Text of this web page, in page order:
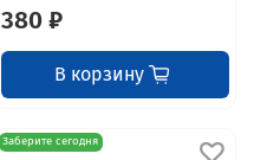
380 ₽
В корзину
Заберите сегодня